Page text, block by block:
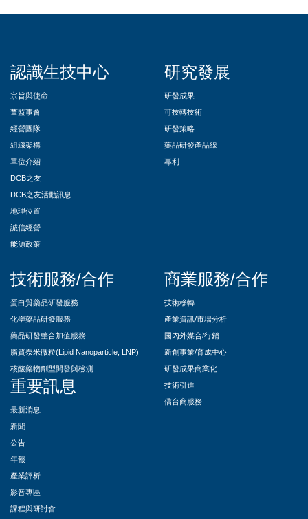
認識生技中心
宗旨與使命
董監事會
經營團隊
組織架構
單位介紹
DCB之友
DCB之友活動訊息
地理位置
誠信經營
能源政策
研究發展
研發成果
可技轉技術
研發策略
藥品研發產品線
專利
技術服務/合作
蛋白質藥品研發服務
化學藥品研發服務
藥品研發整合加值服務
脂質奈米微粒(Lipid Nanoparticle, LNP)
核酸藥物劑型開發與檢測
重要訊息
最新消息
新聞
公告
年報
產業評析
影音專區
課程與研討會
商業服務/合作
技術移轉
產業資訊/市場分析
國內外媒合/行銷
新創事業/育成中心
研發成果商業化
技術引進
僑台商服務